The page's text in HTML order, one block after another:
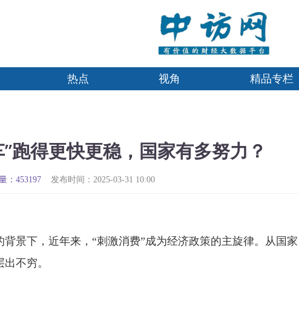
热点 视角 精品专栏
跑得更快更稳，国家有多努力？
：453197 发布时间：2025-03-31 10:00
景下，近年来，“刺激消费”成为经济政策的主旋律。从国家
不穷。